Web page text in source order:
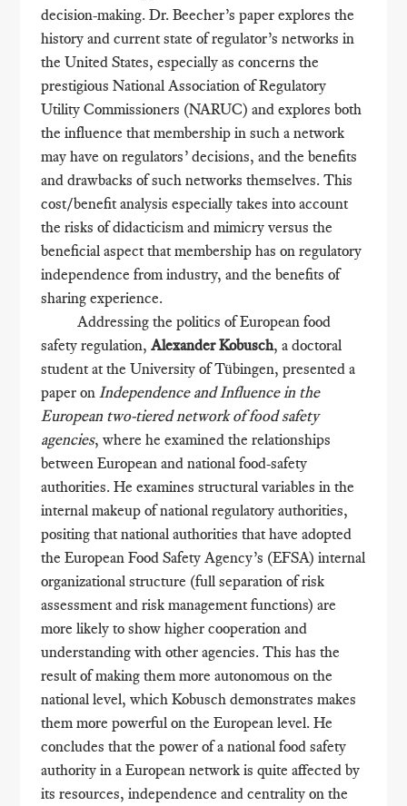
decision-making. Dr. Beecher’s paper explores the
history and current state of regulator’s networks in
the United States, especially as concerns the
prestigious National Association of Regulatory
Utility Commissioners (NARUC) and explores both
the influence that membership in such a network
may have on regulators’ decisions, and the benefits
and drawbacks of such networks themselves. This
cost/benefit analysis especially takes into account
the risks of didacticism and mimicry versus the
beneficial aspect that membership has on regulatory
independence from industry, and the benefits of
sharing experience.
Addressing the politics of European food
safety regulation,Alexander Kobusch, a doctoral
student at the University of Tübingen, presented a
paper on Independence and Influence in the
European two-tiered network of food safety
agencies, where he examined the relationships
between European and national food-safety
authorities. He examines structural variables in the
internal makeup of national regulatory authorities,
positing that national authorities that have adopted
the European Food Safety Agency’s (EFSA) internal
organizational structure (full separation of risk
assessment and risk management functions) are
more likely to show higher cooperation and
understanding with other agencies. This has the
result of making them more autonomous on the
national level, which Kobusch demonstrates makes
them more powerful on the European level. He
concludes that the power of a national food safety
authority in a European network is quite affected by
its resources, independence and centrality on the